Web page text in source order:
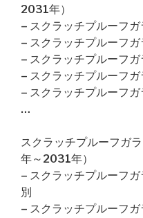
2031年）
– スクラッチプルーフ
– スクラッチプルーフ
– スクラッチプルーフ
– スクラッチプルーフ
– スクラッチプルーフ
…
スクラッチプルーフガ
年～2031年）
– スクラッチプルーフ
別
– スクラッチプルーフ